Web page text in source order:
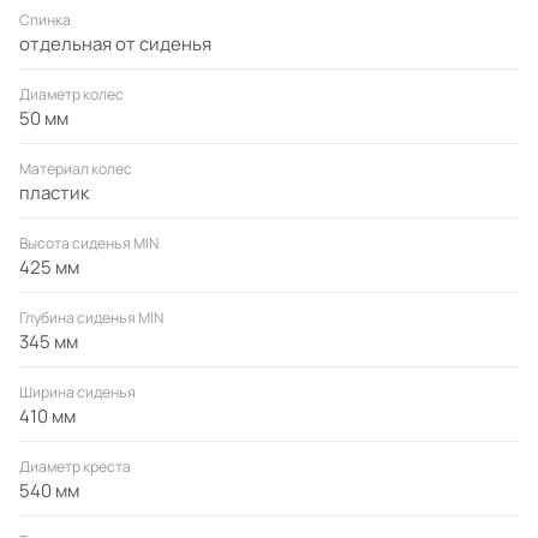
Спинка
отдельная от сиденья
Диаметр колес
50 мм
Материал колес
пластик
Высота сиденья MIN
425 мм
Глубина сиденья MIN
345 мм
Ширина сиденья
410 мм
Диаметр креста
540 мм